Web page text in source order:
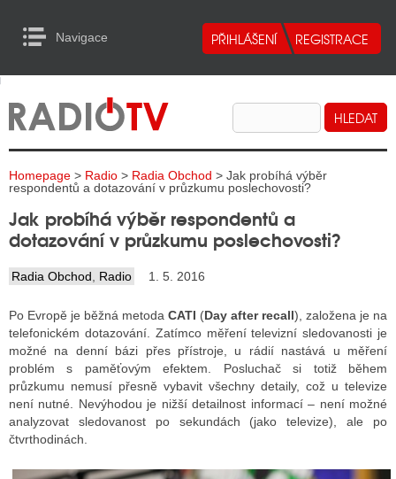
Navigace
RADIA
TELEVIZE
INTERNET
TISK
RADIA
RÁDIÍ
RÁDIÍ
VYSÍLAČE
to Content
Homepage > Radio > Radia Obchod > Jak probíhá výběr
respondentů a dotazování v průzkumu poslechovosti?
Jak probíhá výběr respondentů a
dotazování v průzkumu poslechovosti?
Radia Obchod Radio 1. 5. 2016
Po Evropě je běžná metoda CATI (Day after recall), založena je na
telefonickém dotazování. Zatímco měření televizní sledovanosti je
možné na denní bázi přes přístroje, u rádií nastává u měření
problém s paměťovým efektem. Posluchač si totiž během
průzkumu nemusí přesně vybavit všechny detaily, což u televize
není nutné. Nevýhodou je nižší detailnost informací – není možné
analyzovat sledovanost po sekundách (jako televize), ale po
čtvrthodinách.